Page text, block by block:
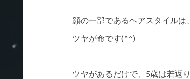
顔の一部であるヘアスタイルは、
ツヤが命です(^^)
ツヤがあるだけで、5歳は若返